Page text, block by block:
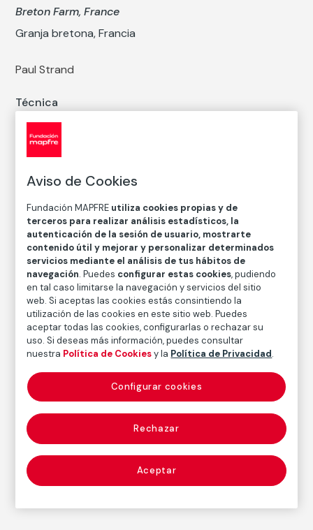
Breton Farm, France
Granja bretona, Francia
Paul Strand
Técnica
plata
Medidas
Medidas papel: 11,8 × 15 cm
Inventario
FM000922
Fecha
1951/1951
Inscripción/Leyenda
Firmado por Paul Strand en el reverso
Autor
Paul Strand
Nacimiento: Nueva York, 1890
Fallecimiento: Orgeval, Francia, 1976
Fotografía
Serie:
Aviso de Cookies
Fundación MAPFRE utiliza cookies propias y de
terceros para realizar análisis estadísticos, la
autenticación de la sesión de usuario, mostrarte
contenido útil y mejorar y personalizar determinados
servicios mediante el análisis de tus hábitos de
navegación. Puedes configurar estas cookies, pudiendo
en tal caso limitarse la navegación y servicios del sitio
web. Si aceptas las cookies estás consintiendo la
utilización de las cookies en este sitio web. Puedes
aceptar todas las cookies, configurarlas o rechazar su
uso. Si deseas más información, puedes consultar
nuestra Política de Cookiesy la Política de Privacidad.
Rechazar
Aceptar
Configurar cookies